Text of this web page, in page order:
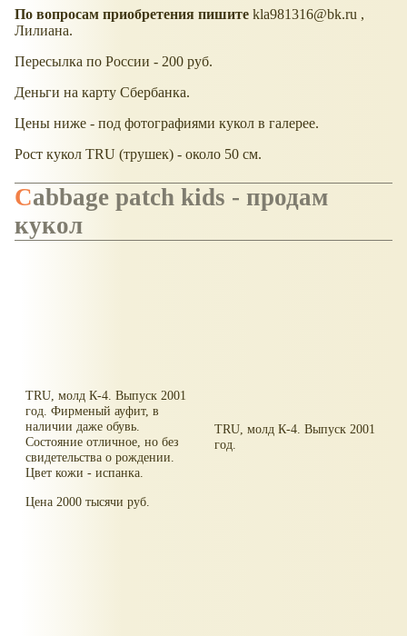
По вопросам приобретения пишите kla981316@bk.ru ,
Лилиана.
Пересылка по России - 200 руб.
Деньги на карту Сбербанка.
Цены ниже - под фотографиями кукол в галерее.
Рост кукол TRU (трушек) - около 50 см.
Cabbage patch kids - продам
кукол
TRU, молд К-4. Выпуск 2001
год. Фирменый ауфит, в
наличии даже обувь.
Состояние отличное, но без
свидетельства о рождении.
Цвет кожи - испанка.
Цена 2000 тысячи руб.
TRU, молд К-4. Выпуск 2001
год.